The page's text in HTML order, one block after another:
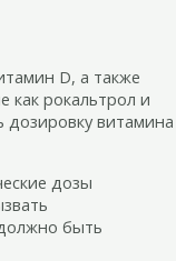
D, а также
как рокальтрол и
витамина
дозы
быть